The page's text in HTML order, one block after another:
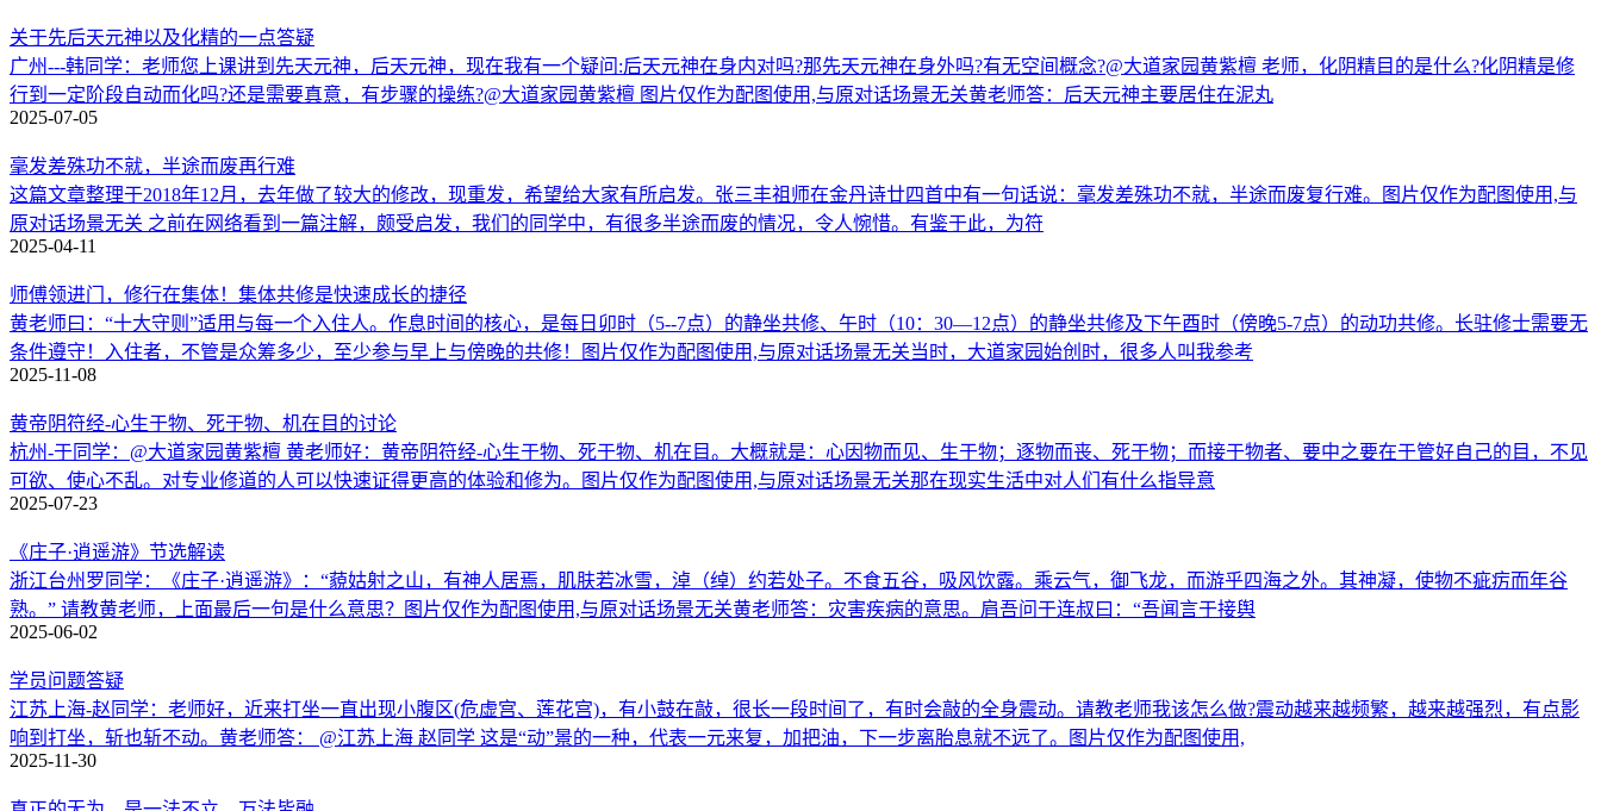
关于先后天元神以及化精的一点答疑
广州---韩同学：老师您上课讲到先天元神，后天元神，现在我有一个疑问:后天元神在身内对吗?那先天元神在身外吗?有无空间概念?@大道家园黄紫檀 老师，化阴精目的是什么?化阴精是修
行到一定阶段自动而化吗?还是需要真意，有步骤的操练?@大道家园黄紫檀 图片仅作为配图使用,与原对话场景无关黄老师答：后天元神主要居住在泥丸
2025-07-05
毫发差殊功不就，半途而废再行难
这篇文章整理于2018年12月，去年做了较大的修改，现重发，希望给大家有所启发。张三丰祖师在金丹诗廿四首中有一句话说：毫发差殊功不就，半途而废复行难。图片仅作为配图使用,与
原对话场景无关 之前在网络看到一篇注解，颇受启发，我们的同学中，有很多半途而废的情况，令人惋惜。有鉴于此，为符
2025-04-11
师傅领进门，修行在集体！集体共修是快速成长的捷径
黄老师曰：“十大守则”适用与每一个入住人。作息时间的核心，是每日卯时（5--7点）的静坐共修、午时（10：30―12点）的静坐共修及下午酉时（傍晚5-7点）的动功共修。长驻修士需要无
条件遵守！入住者，不管是众筹多少，至少参与早上与傍晚的共修！图片仅作为配图使用,与原对话场景无关当时，大道家园始创时，很多人叫我参考
2025-11-08
黄帝阴符经-心生于物、死于物、机在目的讨论
杭州-于同学：@大道家园黄紫檀 黄老师好：黄帝阴符经-心生于物、死于物、机在目。大概就是：心因物而见、生于物；逐物而丧、死于物；而接于物者、要中之要在于管好自己的目，不见
可欲、使心不乱。对专业修道的人可以快速证得更高的体验和修为。图片仅作为配图使用,与原对话场景无关那在现实生活中对人们有什么指导意
2025-07-23
《庄子·逍遥游》节选解读
浙江台州罗同学：《庄子·逍遥游》：“藐姑射之山，有神人居焉，肌肤若冰雪，淖（绰）约若处子。不食五谷，吸风饮露。乘云气，御飞龙，而游乎四海之外。其神凝，使物不疵疠而年谷
熟。” 请教黄老师，上面最后一句是什么意思？图片仅作为配图使用,与原对话场景无关黄老师答：灾害疾病的意思。肩吾问于连叔曰：“吾闻言于接舆
2025-06-02
学员问题答疑
江苏上海-赵同学：老师好，近来打坐一直出现小腹区(危虚宫、莲花宫)，有小鼓在敲，很长一段时间了，有时会敲的全身震动。请教老师我该怎么做?震动越来越频繁，越来越强烈，有点影
响到打坐，斩也斩不动。黄老师答： @江苏上海 赵同学 这是“动”景的一种，代表一元来复，加把油，下一步离胎息就不远了。图片仅作为配图使用,
2025-11-30